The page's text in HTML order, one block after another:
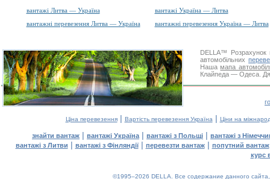
вантажі Литва — Україна
вантажі Україна — Литва
вантажні перевезення Литва — Україна
вантажні перевезення Україна — Литва
DELLA™
Розрахунок
автомобільних
Нашамапа
Клайпеда — Одеса.
Ціна перевезення| Вартість перевезення Україна | Ціни на
знайти вантаж | вантажі Україна | вантажі з Польщі | вантажі з
вантажі з Литви | вантажі з Фінляндії| перевезти вантаж| попутний вантаж
курс
©1995–2026 DELLA. Все содержание данного